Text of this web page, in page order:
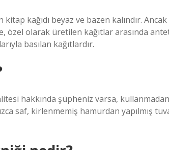
kağıdı beyaz ve bazen kalındır. Ancak
özel olarak üretilen kağıtlar arasında
basılan kağıtlardır.
hakkında şüpheniz varsa,
saf, kirlenmemiş hamurdan yapılmış